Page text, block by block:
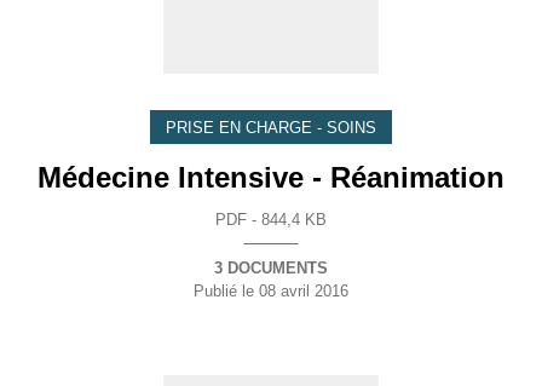
PRISE EN CHARGE - SOINS
Médecine Intensive - Réanimation
PDF - 844,4 KB
3 DOCUMENTS
Publié le 08 avril 2016